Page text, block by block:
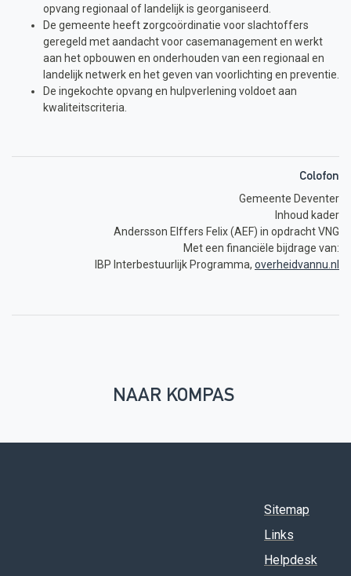
opvang regionaal of landelijk is georganiseerd.
De gemeente heeft zorgcoördinatie voor slachtoffers
geregeld met aandacht voor casemanagement en werkt
aan het opbouwen en onderhouden van een regionaal en
landelijk netwerk en het geven van voorlichting en preventie.
De ingekochte opvang en hulpverlening voldoet aan
kwaliteitscriteria.
Colofon
Gemeente Deventer
Inhoud kader
Andersson Elffers Felix (AEF) in opdracht VNG
Met een financiële bijdrage van:
IBP Interbestuurlijk Programma, overheidvannu.nl
NAAR KOMPAS
Sitemap
Links
Helpdesk